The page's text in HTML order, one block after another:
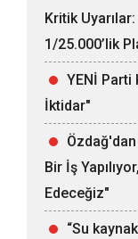
Kritik
1/25.000’lik
YENİ Parti
İktidar"
Bir İş
Edeceğiz"
“Su